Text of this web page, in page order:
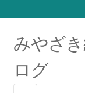
みやざ
ログ